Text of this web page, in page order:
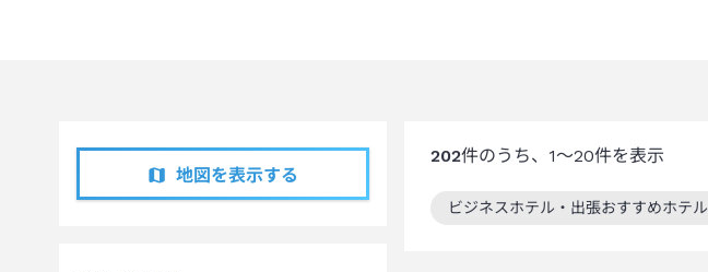
地図を表示する
202件のうち、 1～20件を表示
ビジネスホテル・出張おすすめホテル
この絞り込み条件を解除